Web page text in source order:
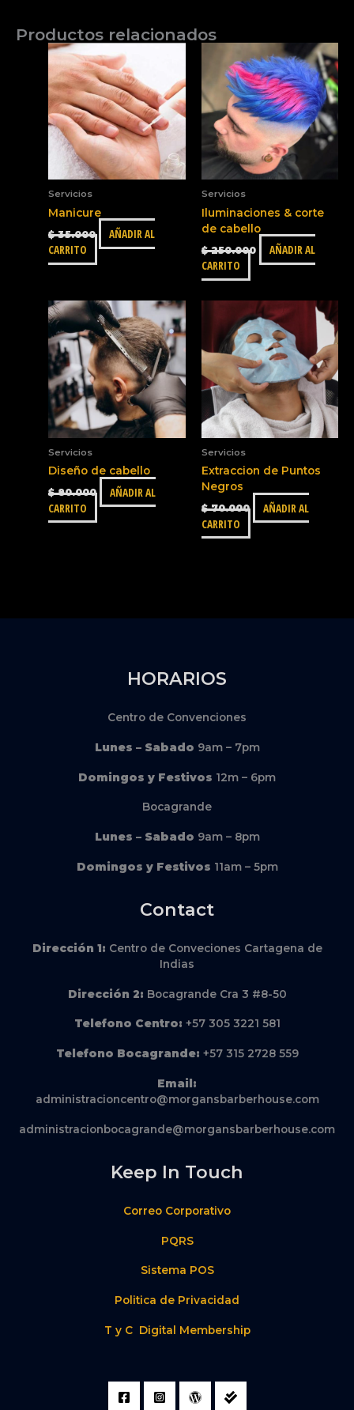
Productos relacionados
Servicios
Manicure
$35.000
AÑADIR AL
CARRITO
Servicios
Iluminaciones & corte
de cabello
$250.000
AÑADIR AL
CARRITO
Servicios
Diseño de cabello
$80.000
AÑADIR AL
CARRITO
Servicios
Extraccion de Puntos
Negros
$70.000
AÑADIR AL
CARRITO
HORARIOS
Centro de Convenciones
Lunes – Sabado 9am – 7pm
Domingos y Festivos 12m – 6pm
Bocagrande
Lunes – Sabado 9am – 8pm
Domingos y Festivos 11am – 5pm
Contact
Dirección 1: Centro de Conveciones Cartagena de
Indias
Dirección 2: Bocagrande Cra 3 #8-50
Telefono Centro: +57 305 3221 581
Telefono Bocagrande: +57 315 2728 559
Email:
administracioncentro@morgansbarberhouse.com
administracionbocagrande@morgansbarberhouse.com
Keep In Touch
Correo Corporativo
PQRS
Sistema POS
Politica de Privacidad
T y C Digital Membership